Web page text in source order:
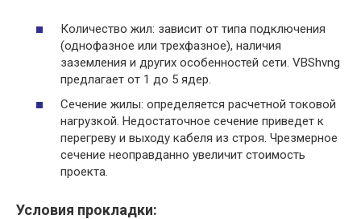
Количество жил: зависит от типа подключения
(однофазное или трехфазное), наличия
заземления и других особенностей сети.​ VBShvng
предлагает от 1 до 5 ядер.​
Сечение жилы: определяется расчетной токовой
нагрузкой. Недостаточное сечение приведет к
перегреву и выходу кабеля из строя. ​Чрезмерное
сечение неоправданно увеличит стоимость
проекта.​
Условия прокладки: